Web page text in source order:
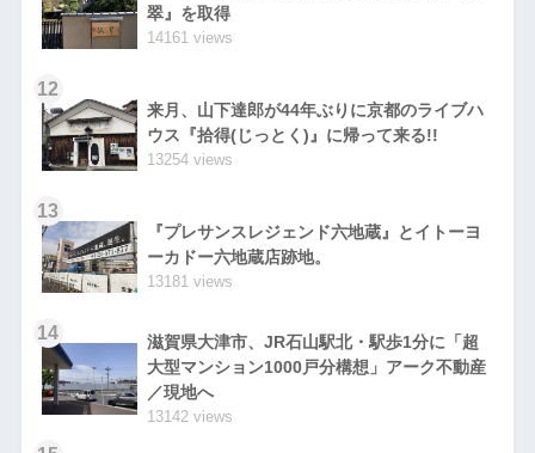
翠』を取得
14161 views
12
来月、山下達郎が44年ぶりに京都のライブハ
ウス『拾得(じっとく)』に帰って来る!!
13254 views
13
『プレサンスレジェンド六地蔵』とイトーヨ
ーカドー六地蔵店跡地。
13181 views
14
滋賀県大津市、JR石山駅北・駅歩1分に「超
大型マンション1000戸分構想」アーク不動産
／現地へ
13142 views